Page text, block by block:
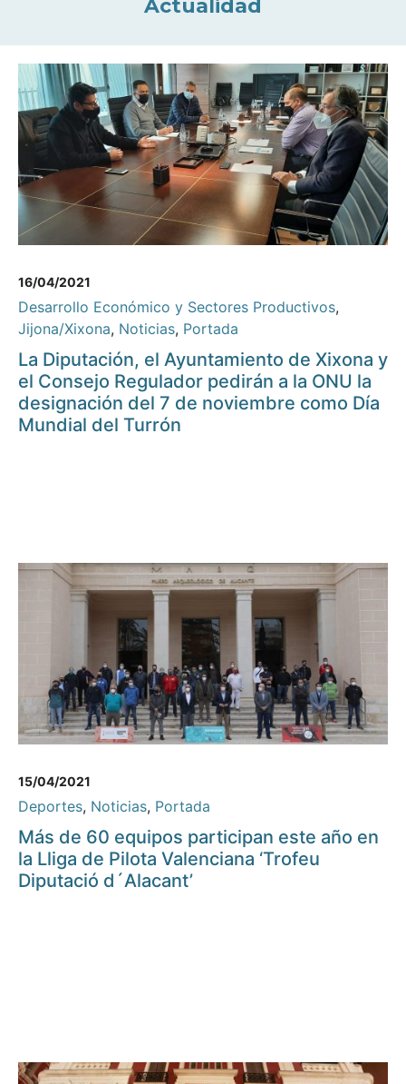
Actualidad
16/04/2021
Desarrollo Económico y Sectores Productivos,
Jijona/Xixona, Noticias, Portada
La Diputación, el Ayuntamiento de Xixona y
el Consejo Regulador pedirán a la ONU la
designación del 7 de noviembre como Día
Mundial del Turrón
15/04/2021
Deportes, Noticias, Portada
Más de 60 equipos participan este año en
la Lliga de Pilota Valenciana ‘Trofeu
Diputació d´Alacant’